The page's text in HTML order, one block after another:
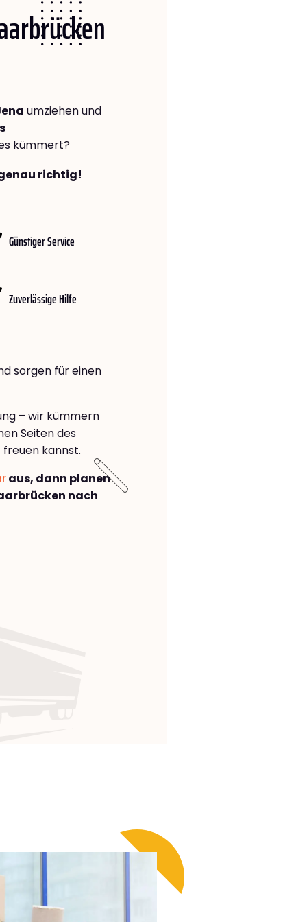
umziehen und
kümmert?
richtig!
Günstiger Service
Zuverlässige Hilfe
sorgen für einen
– wir kümmern
Seiten des
freuen kannst.
aus, dann planen
nach